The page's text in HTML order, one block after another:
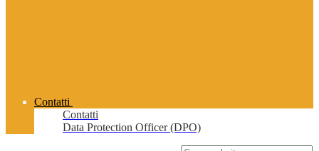
Contatti
Contatti
Data Protection Officer (DPO)